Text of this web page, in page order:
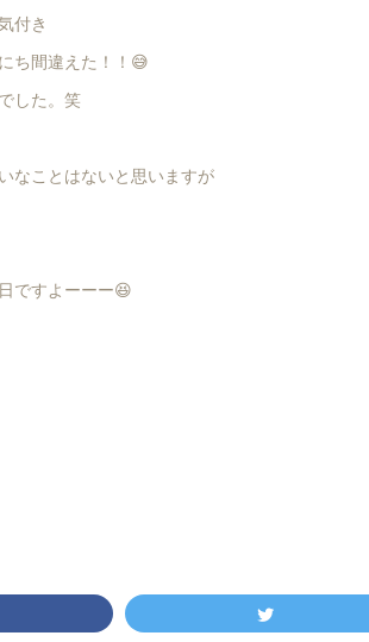
付き
ち間違えた！！😅
した。笑
なことはないと思いますが
ですよーーー😆